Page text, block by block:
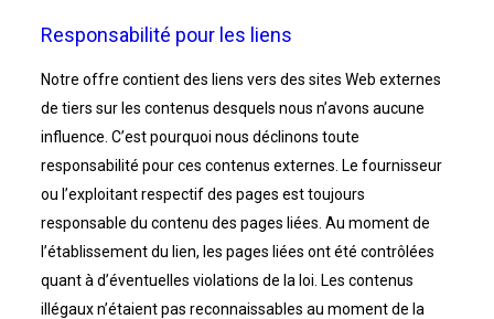
Responsabilité pour les liens
Notre offre contient des liens vers des sites Web externes
de tiers sur les contenus desquels nous n’avons aucune
influence. C’est pourquoi nous déclinons toute
responsabilité pour ces contenus externes. Le fournisseur
ou l’exploitant respectif des pages est toujours
responsable du contenu des pages liées. Au moment de
l’établissement du lien, les pages liées ont été contrôlées
quant à d’éventuelles violations de la loi. Les contenus
illégaux n’étaient pas reconnaissables au moment de la